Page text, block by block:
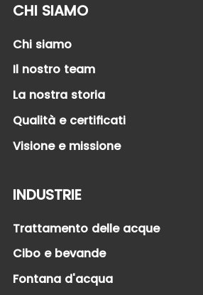
CHI SIAMO
Chi siamo
Il nostro team
La nostra storia
Qualità e certificati
Visione e missione
INDUSTRIE
Trattamento delle acque
Cibo e bevande
Fontana d'acqua